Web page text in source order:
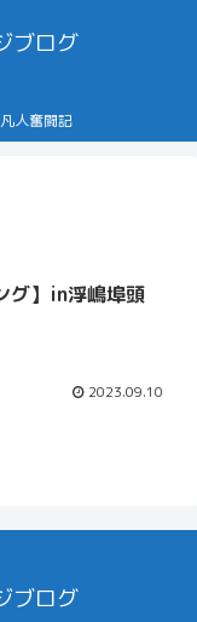
ブログ
人奮闘記
グ】in浮嶋埠頭
2023.09.10
ブログ